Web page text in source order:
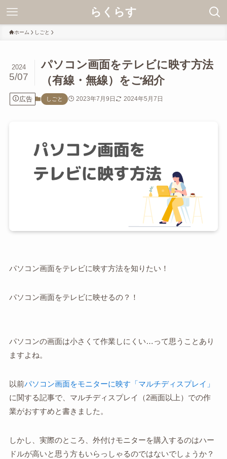
らくらす
ホーム しごと
パソコン画面をテレビに映す方法
（有線・無線）をご紹介
2024
5/07
広告 しごと 2023年7月9日 2024年5月7日
パソコン画面をテレビに映す方法を知りたい！
パソコン画面をテレビに映せるの？！
パソコンの画面は小さくて作業しにくい…って思うことあり
ますよね。
以前パソコン画面をモニターに映す「マルチディスプレイ」
に関する記事で、マルチディスプレイ（2画面以上）での作
業がおすすめと書きました。
しかし、実際のところ、外付けモニターを購入するのはハー
ドルが高いと思う方もいらっしゃるのではないでしょうか？